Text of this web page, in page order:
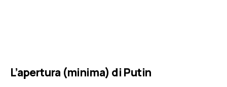
L’apertura (minima) di Putin